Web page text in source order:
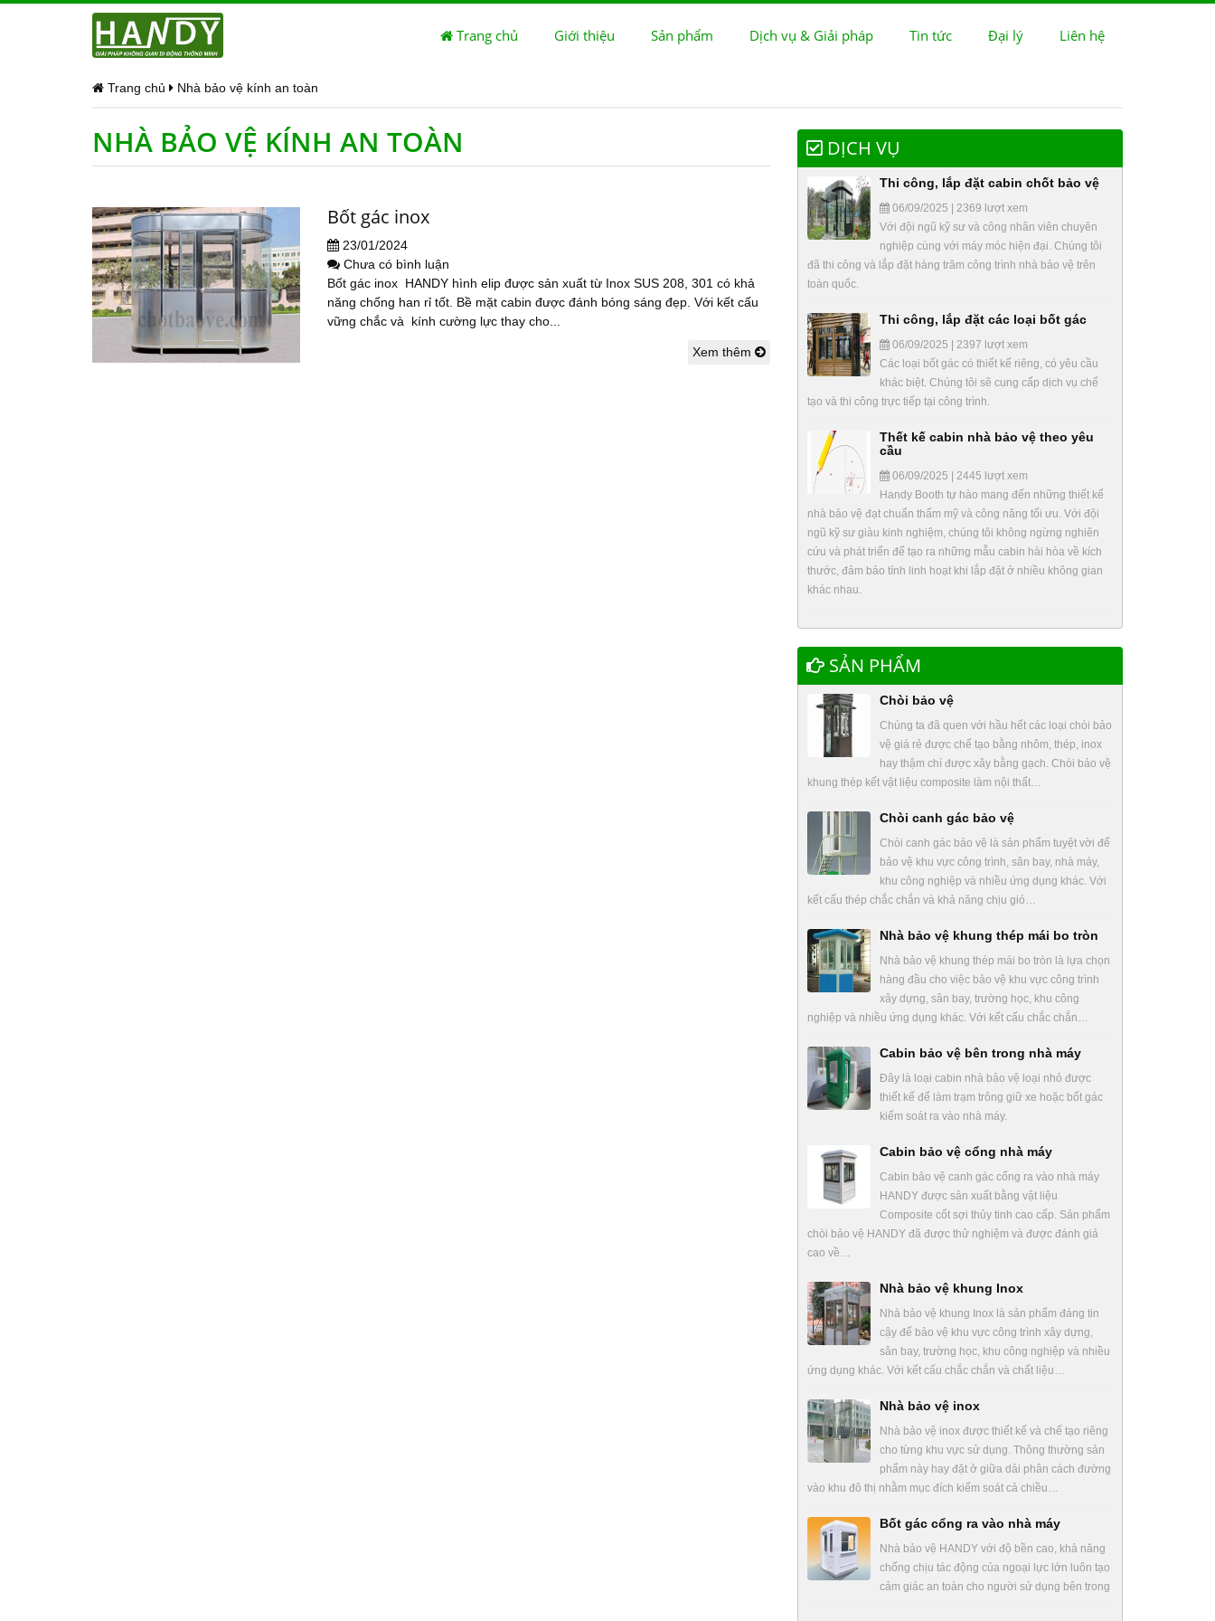
Trang chủ Giới thiệu Sản phẩm Dịch vụ & Giải pháp Tin tức Đại lý Liên hệ
Trang chủ Nhà bảo vệ kính an toàn
NHÀ BẢO VỆ KÍNH AN TOÀN
Bốt gác inox
23/01/2024
Chưa có bình luận
Bốt gác inox HANDY hình elip được sản xuất từ Inox SUS 208, 301 có khả
năng chống han rỉ tốt. Bề mặt cabin được đánh bóng sáng đẹp. Với kết cấu
vững chắc và kính cường lực thay cho...
Xem thêm
DỊCH VỤ
Thi công, lắp đặt cabin chốt bảo vệ
06/09/2025 | 2369 lượt xem
Với đội ngũ kỹ sư và công nhân viên chuyên
nghiệp cùng với máy móc hiện đại. Chúng tôi
đã thi công và lắp đặt hàng trăm công trình nhà bảo vệ trên
toàn quốc.
Thi công, lắp đặt các loại bốt gác
06/09/2025 | 2397 lượt xem
Các loại bốt gác có thiết kế riêng, có yêu cầu
khác biệt. Chúng tôi sẽ cung cấp dịch vụ chế
tạo và thi công trực tiếp tại công trình.
Thết kế cabin nhà bảo vệ theo yêu
cầu
06/09/2025 | 2445 lượt xem
Handy Booth tự hào mang đến những thiết kế
nhà bảo vệ đạt chuẩn thẩm mỹ và công năng tối ưu. Với đội
ngũ kỹ sư giàu kinh nghiệm, chúng tôi không ngừng nghiên
cứu và phát triển để tạo ra những mẫu cabin hài hòa về kích
thước, đảm bảo tính linh hoạt khi lắp đặt ở nhiều không gian
khác nhau.
SẢN PHẨM
Chòi bảo vệ
Chúng ta đã quen với hầu hết các loại chòi bảo
vệ giá rẻ được chế tạo bằng nhôm, thép, inox
hay thậm chí được xây bằng gạch. Chòi bảo vệ
khung thép kết vật liệu composite làm nội thất…
Chòi canh gác bảo vệ
Chòi canh gác bảo vệ là sản phẩm tuyệt vời để
bảo vệ khu vực công trình, sân bay, nhà máy,
khu công nghiệp và nhiều ứng dụng khác. Với
kết cấu thép chắc chắn và khả năng chịu gió…
Nhà bảo vệ khung thép mái bo tròn
Nhà bảo vệ khung thép mái bo tròn là lựa chọn
hàng đầu cho việc bảo vệ khu vực công trình
xây dựng, sân bay, trường học, khu công
nghiệp và nhiều ứng dụng khác. Với kết cấu chắc chắn…
Cabin bảo vệ bên trong nhà máy
Đây là loại cabin nhà bảo vệ loại nhỏ được
thiết kế để làm trạm trông giữ xe hoặc bốt gác
kiểm soát ra vào nhà máy.
Cabin bảo vệ cổng nhà máy
Cabin bảo vệ canh gác cổng ra vào nhà máy
HANDY được sản xuất bằng vật liệu
Composite cốt sợi thủy tinh cao cấp. Sản phẩm
chòi bảo vệ HANDY đã được thử nghiệm và được đánh giá
cao về…
Nhà bảo vệ khung Inox
Nhà bảo vệ khung Inox là sản phẩm đáng tin
cậy để bảo vệ khu vực công trình xây dựng,
sân bay, trường học, khu công nghiệp và nhiều
ứng dụng khác. Với kết cấu chắc chắn và chất liệu…
Nhà bảo vệ inox
Nhà bảo vệ inox được thiết kế và chế tạo riêng
cho từng khu vực sử dụng. Thông thường sản
phẩm này hay đặt ở giữa dải phân cách đường
vào khu đô thị nhằm mục đích kiểm soát cả chiều…
Bốt gác cổng ra vào nhà máy
Nhà bảo vệ HANDY với độ bền cao, khả năng
chống chịu tác động của ngoại lực lớn luôn tạo
cảm giác an toàn cho người sử dụng bên trong